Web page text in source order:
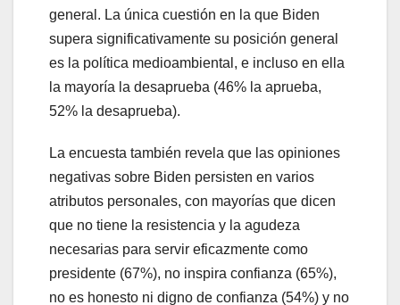
general. La única cuestión en la que Biden
supera significativamente su posición general
es la política medioambiental, e incluso en ella
la mayoría la desaprueba (46% la aprueba,
52% la desaprueba).
La encuesta también revela que las opiniones
negativas sobre Biden persisten en varios
atributos personales, con mayorías que dicen
que no tiene la resistencia y la agudeza
necesarias para servir eficazmente como
presidente (67%), no inspira confianza (65%),
no es honesto ni digno de confianza (54%) y no